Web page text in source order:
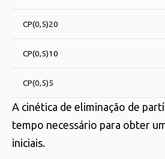
CP(0,5)20
CP(0,5)10
CP(0,5)5
A cinética de eliminação de
tempo necessário para obter
iniciais.